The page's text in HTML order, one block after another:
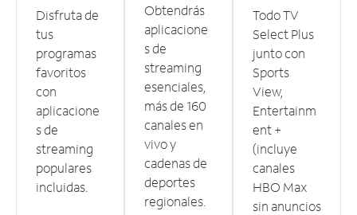
Disfruta de
tus
programas
favoritos
con
aplicacione
s de
streaming
populares
incluidas.
Obtendrás
aplicacione
s de
streaming
esenciales,
más de 160
canales en
vivo y
cadenas de
deportes
regionales.
Todo TV
Select Plus
junto con
Sports
View,
Entertainm
ent +
(incluye
canales
HBO Max
sin anuncios